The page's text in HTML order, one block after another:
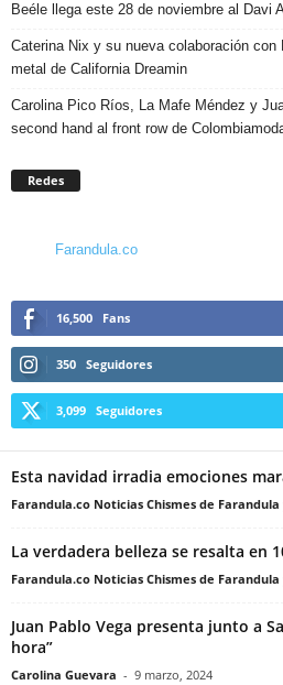
Beéle llega este 28 de noviembre al Davi
Caterina Nix y su nueva colaboración con
metal de California Dreamin
Carolina Pico Ríos, La Mafe Méndez y
second hand al front row de
Redes
Farandula.co
16,500 Fans
350 Seguidores
3,099 Seguidores
Esta navidad irradia emociones
Farandula.co Noticias Chismes de Farandula
La verdadera belleza se resalta en
Farandula.co Noticias Chismes de Farandula
Juan Pablo Vega presenta junto a
hora”
Carolina Guevara - 9 marzo, 2024